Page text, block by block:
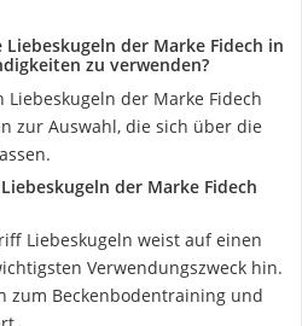
der Marke Fidech in
zu verwenden?
Liebeskugeln der Marke Fidech
zur Auswahl, die sich über die
der Marke Fidech
Liebeskugeln weist auf einen
Verwendungszweck hin.
zum Beckenbodentraining und